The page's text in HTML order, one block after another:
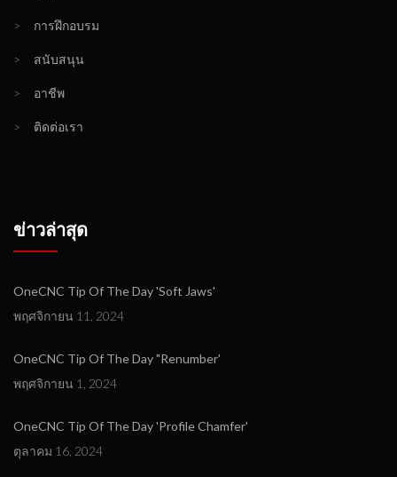
> การฝึกอบรม
> สนับสนุน
> อาชีพ
> ติดต่อเรา
ข่าวล่าสุด
OneCNC Tip Of The Day 'Soft Jaws'
พฤศจิกายน 11, 2024
OneCNC Tip Of The Day "Renumber'
พฤศจิกายน 1, 2024
OneCNC Tip Of The Day 'Profile Chamfer'
ตุลาคม 16, 2024